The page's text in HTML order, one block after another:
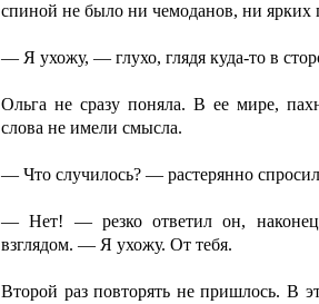
спиной не было ни чемоданов, ни ярких
— Я ухожу, — глухо, глядя куда-то в
Ольга не сразу поняла. В ее мире,
слова не имели смысла.
— Что случилось? — растерянно
— Нет! — резко ответил он,
взглядом. — Я ухожу. От тебя.
Второй раз повторять не пришлось. В